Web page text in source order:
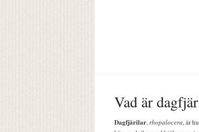
Vad är
Dagfjärilar,rhopalocera, är